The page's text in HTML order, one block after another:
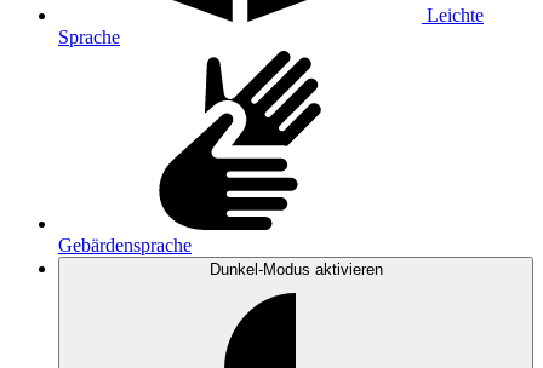
Leichte
Sprache
Gebärdensprache
Dunkel-Modus aktivieren